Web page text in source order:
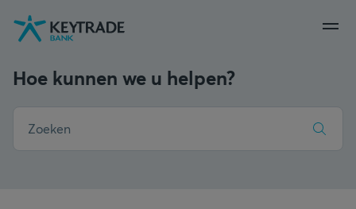
Naar
navigatie
Naar
aanmelden
Naar
inhoud
Hoe kunnen we u helpen?